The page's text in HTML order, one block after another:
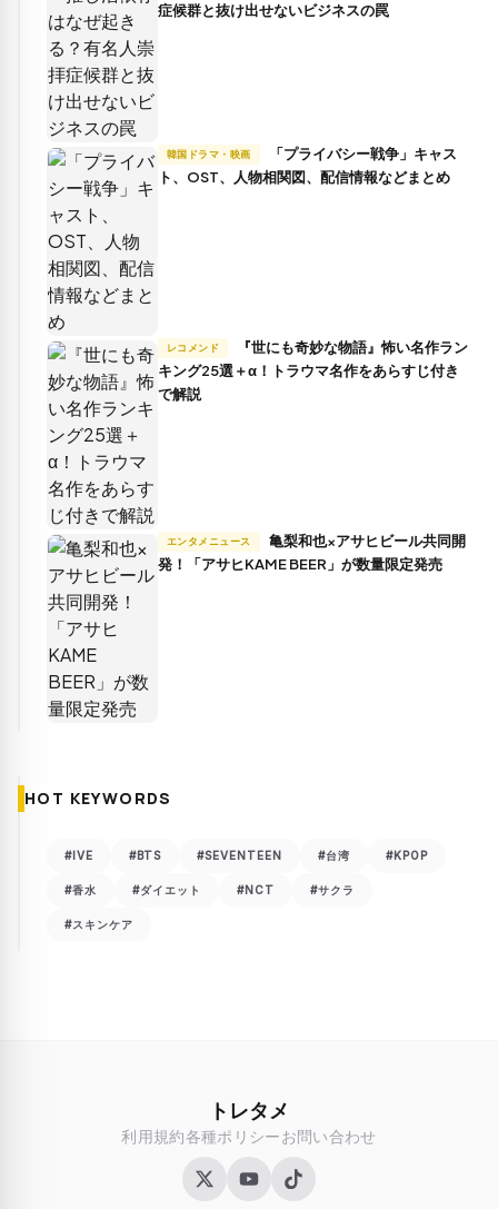
症候群と抜け出せないビジネスの罠
韓国ドラマ・映画
ト、OST、人物相関図、配信情報などまとめ
レコメンド
キング25選＋α！トラウマ名作をあらすじ付き
で解説
エンタメニュース
発！「アサヒKAME BEER」が数量限定発売
HOT KEYWORDS
#IVE #BTS #SEVENTEEN #台湾 #KPOP
#香水 #ダイエット #NCT #サクラ
#スキンケア
トレタメ
利用規約各種ポリシーお問い合わせ